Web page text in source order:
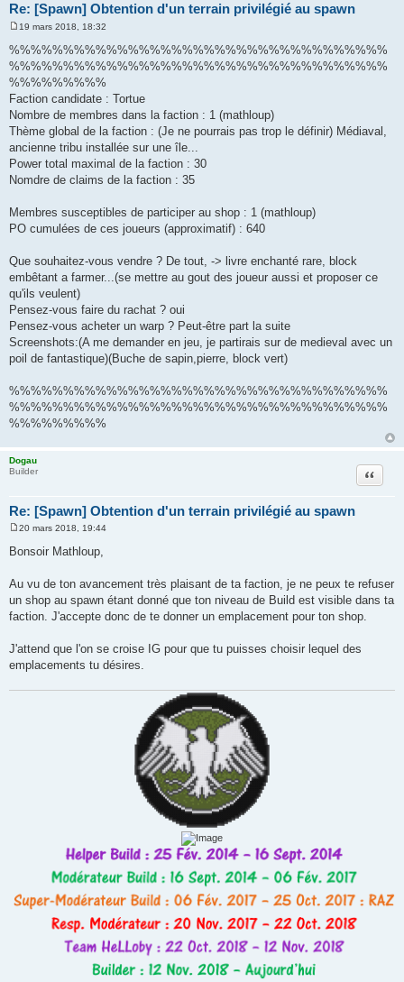
Re: [Spawn] Obtention d'un terrain privilégié au spawn
e
s
s
a
g
e
19 mars 2018, 18:32
%%%%%%%%%%%%%%%%%%%%%%%%%%%%%%%%%%%
%%%%%%%%%%%%%%%%%%%%%%%%%%%%%%%%%%%
%%%%%%%%%
Faction candidate : Tortue
Nombre de membres dans la faction : 1 (mathloup)
Thème global de la faction : (Je ne pourrais pas trop le définir) Médiaval,
ancienne tribu installée sur une île...
Power total maximal de la faction : 30
Nomdre de claims de la faction : 35
Membres susceptibles de participer au shop : 1 (mathloup)
PO cumulées de ces joueurs (approximatif) : 640
Que souhaitez-vous vendre ? De tout, -> livre enchanté rare, block
embêtant a farmer...(se mettre au gout des joueur aussi et proposer ce
qu'ils veulent)
Pensez-vous faire du rachat ? oui
Pensez-vous acheter un warp ? Peut-être part la suite
Screenshots:(A me demander en jeu, je partirais sur de medieval avec un
poil de fantastique)(Buche de sapin,pierre, block vert)
%%%%%%%%%%%%%%%%%%%%%%%%%%%%%%%%%%%
%%%%%%%%%%%%%%%%%%%%%%%%%%%%%%%%%%%
%%%%%%%%%
Dogau
Builder
Re: [Spawn] Obtention d'un terrain privilégié au spawn
Citation
s
g
e
20 mars 2018, 19:44
Bonsoir Mathloup,
Au vu de ton avancement très plaisant de ta faction, je ne peux te refuser
un shop au spawn étant donné que ton niveau de Build est visible dans ta
faction. J'accepte donc de te donner un emplacement pour ton shop.
J'attend que l'on se croise IG pour que tu puisses choisir lequel des
emplacements tu désires.